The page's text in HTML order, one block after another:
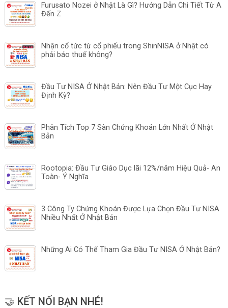
Furusato Nozei ở Nhật Là Gì? Hướng Dẫn Chi Tiết Từ A
Đến Z
Nhận cổ tức từ cổ phiếu trong ShinNISA ở Nhật có
phải báo thuế không?
Đầu Tư NISA Ở Nhật Bản: Nên Đầu Tư Một Cục Hay
Định Kỳ?
Phân Tích Top 7 Sàn Chứng Khoán Lớn Nhất Ở Nhật
Bản
Rootopia: Đầu Tư Giáo Dục lãi 12%/năm Hiệu Quả- An
Toàn- Ý Nghĩa
3 Công Ty Chứng Khoán Được Lựa Chọn Đầu Tư NISA
Nhiều Nhất Ở Nhật Bản
Những Ai Có Thể Tham Gia Đầu Tư NISA Ở Nhật Bản?
🤝 KẾT NỐI BẠN NHÉ!